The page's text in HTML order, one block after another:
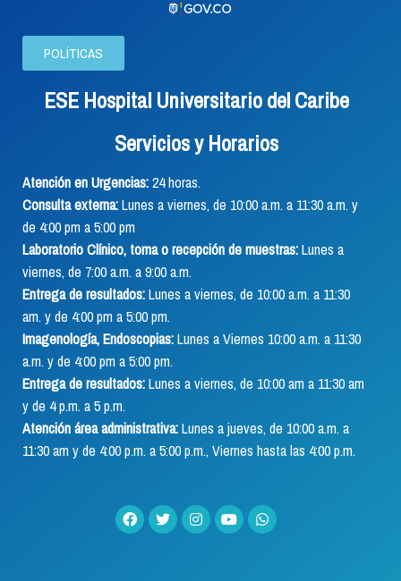
POLÍTICAS
ESE Hospital Universitario del Caribe
Servicios y Horarios
Atención en Urgencias:24 horas.
Consulta externa:Lunes a viernes, de 10:00 a.m. a 11:30 a.m. y
de 4:00 pm a 5:00 pm
Laboratorio Clínico, toma o recepción de muestras:Lunes a
viernes, de 7:00 a.m. a 9:00 a.m.
Entrega de resultados:Lunes a viernes, de 10:00 a.m. a 11:30
am. y de 4:00 pm a 5:00 pm.
Imagenología, Endoscopias:Lunes a Viernes 10:00 a.m. a 11:30
a.m. y de 4:00 pm a 5:00 pm.
Entrega de resultados:Lunes a viernes, de 10:00 am a 11:30 am
y de 4 p.m. a 5 p.m.
Atención área administrativa:Lunes a jueves, de 10:00 a.m. a
11:30 am y de 4:00 p.m. a 5:00 p.m., Viernes hasta las 4:00 p.m.